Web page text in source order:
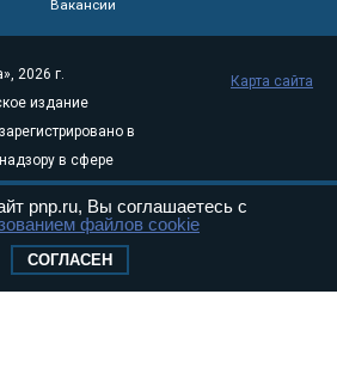
Вакансии
2026 г.
издание
в
в сфере
и
(Роскомнадзор) 05
Эл № ФС77-
Карта сайта
pnp.ru, Вы соглашаетесь с
файлов cookie
СОГЛАСЕН